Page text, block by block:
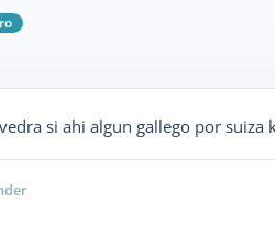
si ahi algun gallego por suiza